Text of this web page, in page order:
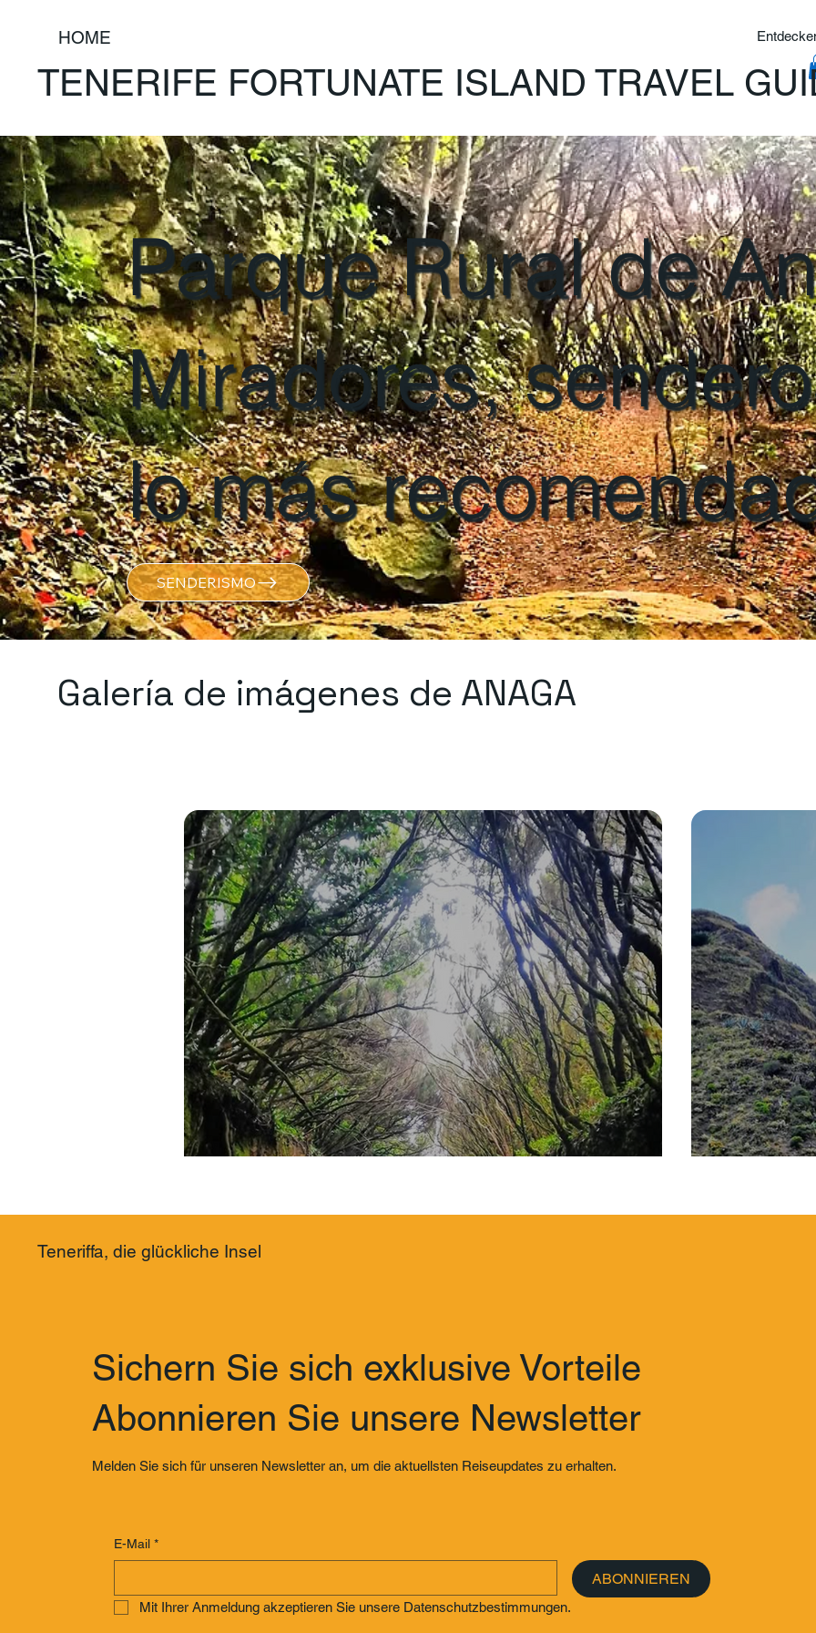
HOME
TENERIFE FORTUNATE ISLAND TRAVEL
Parque Rural de
Miradores,
lo más
SENDERISMO
Galería de imágenes de ANAGA
Teneriffa, die glückliche Insel
Sichern Sie sich exklusive Vorteile
Abonnieren Sie unsere Newsletter
Melden Sie sich für unseren Newsletter an, um die aktuellsten Reiseupdates zu erhalten.
E-Mail *
ABONNIEREN
Mit Ihrer Anmeldung akzeptieren Sie unsere Datenschutzbestimmungen.